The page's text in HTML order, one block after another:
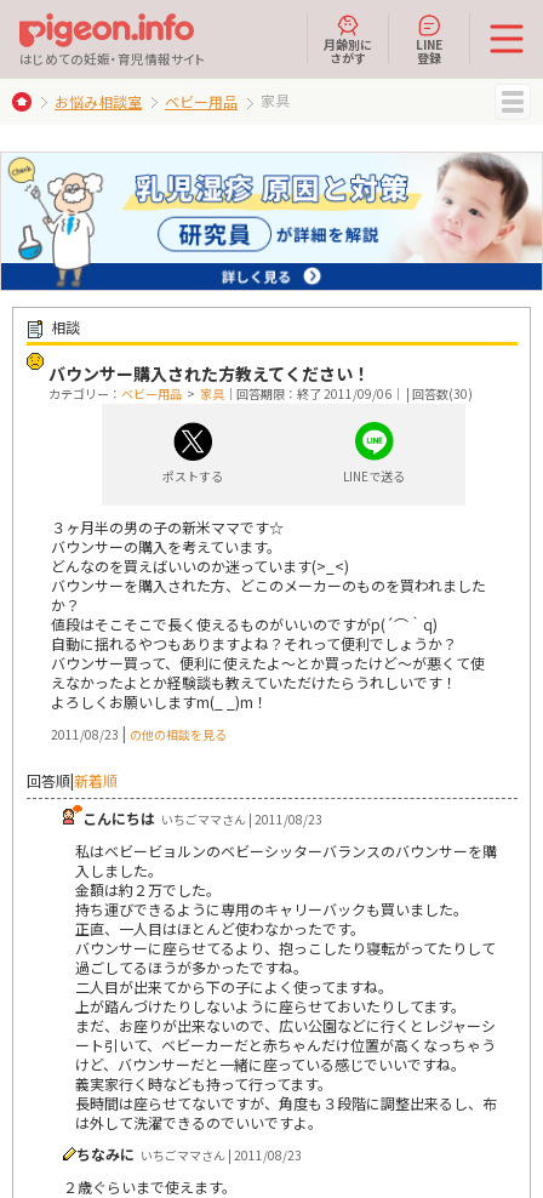
はじめての妊娠・育児情報サイト
月齢別に
さがす
LINE
登録
お悩み相談室 ベビー用品 家具
相談
バウンサー購入された方教えてください！
カテゴリー： ベビー用品 > 家具 ｜回答期限：終了 2011/09/06｜ | 回答数(30)
ポストする LINEで送る
３ヶ月半の男の子の新米ママです☆
バウンサーの購入を考えています。
どんなのを買えばいいのか迷っています(>_<)
バウンサーを購入された方、どこのメーカーのものを買われました
か？
値段はそこそこで長く使えるものがいいのですがp(´⌒｀q)
自動に揺れるやつもありますよね？それって便利でしょうか？
バウンサー買って、便利に使えたよ～とか買ったけど～が悪くて使
えなかったよとか経験談も教えていただけたらうれしいです！
よろしくお願いしますm(_ _)m！
2011/08/23 | の他の相談を見る
回答順|新着順
こんにちは いちごママさん | 2011/08/23
私はベビービョルンのベビーシッターバランスのバウンサーを購
入しました。
金額は約２万でした。
持ち運びできるように専用のキャリーバックも買いました。
正直、一人目はほとんど使わなかったです。
バウンサーに座らせてるより、抱っこしたり寝転がってたりして
過ごしてるほうが多かったですね。
二人目が出来てから下の子によく使ってますね。
上が踏んづけたりしないように座らせておいたりしてます。
まだ、お座りが出来ないので、広い公園などに行くとレジャーシ
ート引いて、ベビーカーだと赤ちゃんだけ位置が高くなっちゃう
けど、バウンサーだと一緒に座っている感じでいいですね。
義実家行く時なども持って行ってます。
長時間は座らせてないですが、角度も３段階に調整出来るし、布
は外して洗濯できるのでいいですよ。
ちなみに いちごママさん | 2011/08/23
２歳ぐらいまで使えます。